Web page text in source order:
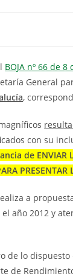
BOJA nº 66 de
General
,
con su
de ENVIAR
a
año 2012 y
de lo dispuesto
de